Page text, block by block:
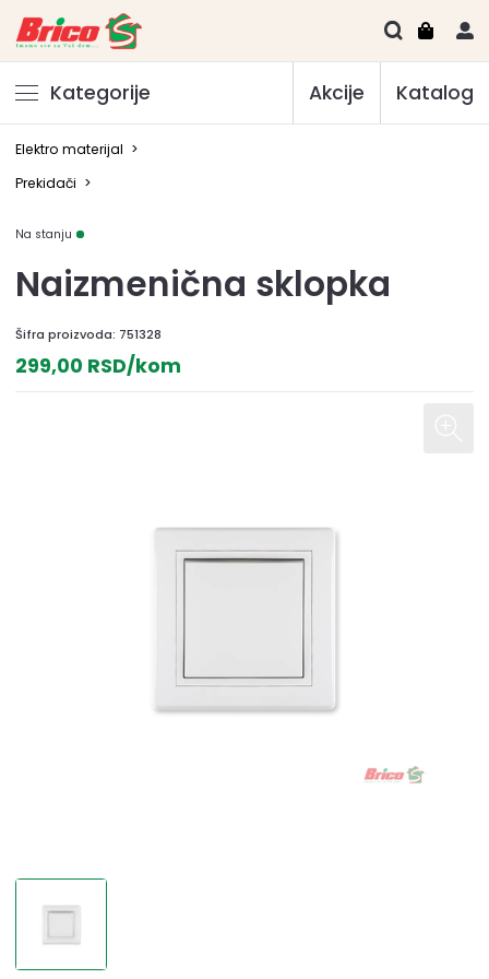
Kategorije Akcije Katalog
Elektro materijal >
Prekidači >
Na stanju
Naizmenična sklopka
Šifra proizvoda: 751328
299,00 RSD/kom